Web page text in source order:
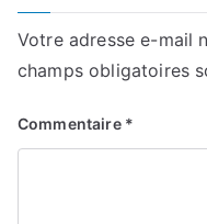
Votre adresse e-mail
champs obligatoires
Commentaire *